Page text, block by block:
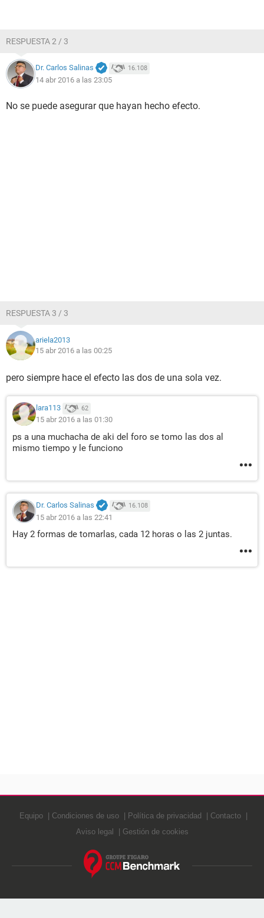
RESPUESTA 2 / 3
Dr. Carlos Salinas 16.108
14 abr 2016 a las 23:05
No se puede asegurar que hayan hecho efecto.
RESPUESTA 3 / 3
ariela2013
15 abr 2016 a las 00:25
pero siempre hace el efecto las dos de una sola vez.
lara113 62
15 abr 2016 a las 01:30
ps a una muchacha de aki del foro se tomo las dos al
mismo tiempo y le funciono
Dr. Carlos Salinas 16.108
15 abr 2016 a las 22:41
Hay 2 formas de tomarlas, cada 12 horas o las 2 juntas.
Equipo Condiciones de uso Política de privacidad
Contacto
Aviso legal
Gestión de cookies